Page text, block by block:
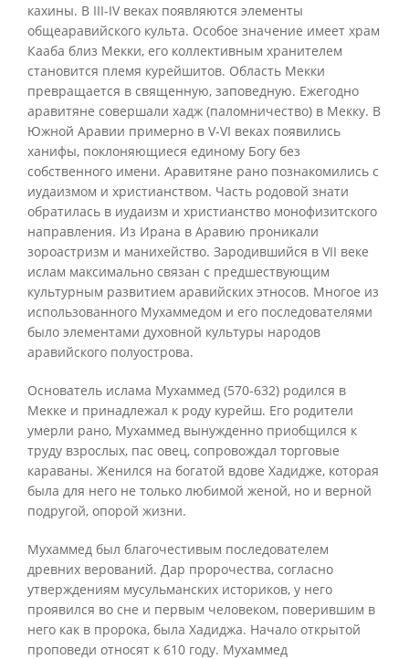
кахины. В III-IV веках появляются элементы
общеаравийского культа. Особое значение имеет храм
Кааба близ Мекки, его коллективным хранителем
становится племя курейшитов. Область Мекки
превращается в священную, заповедную. Ежегодно
аравитяне совершали хадж (паломничество) в Мекку. В
Южной Аравии примерно в V-VI веках появились
ханифы, поклоняющиеся единому Богу без
собственного имени. Аравитяне рано познакомились с
иудаизмом и христианством. Часть родовой знати
обратилась в иудаизм и христианство монофизитского
направления. Из Ирана в Аравию проникали
зороастризм и манихейство. Зародившийся в VII веке
ислам максимально связан с предшествующим
культурным развитием аравийских этносов. Многое из
использованного Мухаммедом и его последователями
было элементами духовной культуры народов
аравийского полуострова.
Основатель ислама Мухаммед (570-632) родился в
Мекке и принадлежал к роду курейш. Его родители
умерли рано, Мухаммед вынужденно приобщился к
труду взрослых, пас овец, сопровождал торговые
караваны. Женился на богатой вдове Хадидже, которая
была для него не только любимой женой, но и верной
подругой, опорой жизни.
Мухаммед был благочестивым последователем
древних верований. Дар пророчества, согласно
утверждениям мусульманских историков, у него
проявился во сне и первым человеком, поверившим в
него как в пророка, была Хадиджа. Начало открытой
проповеди относят к 610 году. Мухаммед